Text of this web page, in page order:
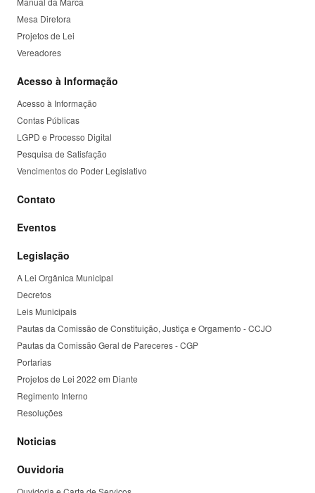
Mesa Diretora
Projetos de Lei
Vereadores
Acesso à Informação
Acesso à Informação
Contas Públicas
LGPD e Processo Digital
Pesquisa de Satisfação
Vencimentos do Poder Legislativo
Contato
Eventos
Legislação
A Lei Orgânica Municipal
Decretos
Leis Municipais
Pautas da Comissão de Constituição, Justiça e Orgamento - CCJO
Pautas da Comissão Geral de Pareceres - CGP
Portarias
Projetos de Lei 2022 em Diante
Regimento Interno
Resoluções
Noticias
Ouvidoria